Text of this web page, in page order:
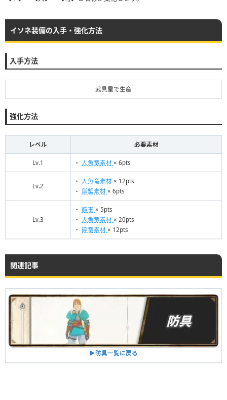
イソネ装備の入手・強化方法
入手方法
武具屋で生産
強化方法
レベル 必要素材
Lv.1 ・ 人魚竜素材 × 6pts
Lv.2
・ 人魚竜素材 × 12pts
・ 鎌蟹素材 × 6pts
Lv.3
・ 鎧玉 × 5pts
・
人魚竜素材 × 20pts
・ 砕竜素材 × 12pts
関連記事
▶︎防具一覧に戻る